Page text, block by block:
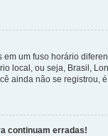
um fuso horário
local, ou seja, Brasil,
ainda não se registrou,
continuam erradas!